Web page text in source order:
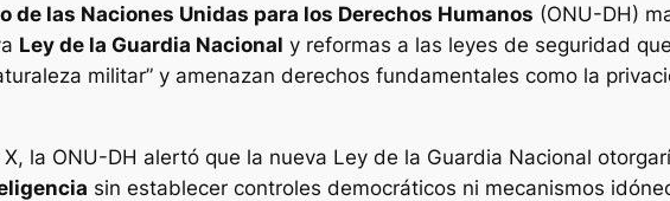
las Naciones Unidas para los Derechos Humanos (ONU-DH)
Ley de la Guardia Nacional y reformas a las leyes de seguridad
militar” y amenazan derechos fundamentales como la
la ONU-DH alertó que la nueva Ley de la Guardia Nacional
sin establecer controles democráticos ni mecanismos